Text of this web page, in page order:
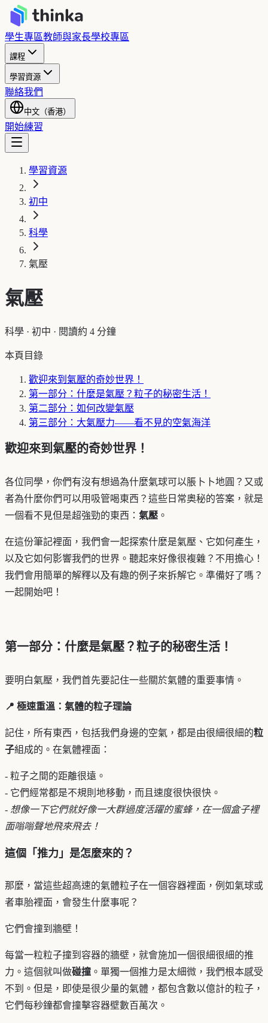
學生專區教師與家長學校專區
課程
學習資源
聯絡我們
中文（香港）
開始練習
學習資源
初中
科學
氣壓
氣壓
科學 · 初中 · 閱讀約 4 分鐘
本頁目錄
歡迎來到氣壓的奇妙世界！
第一部分：什麼是氣壓？粒子的秘密生活！
第二部分：如何改變氣壓
第三部分：大氣壓力——看不見的空氣海洋
歡迎來到氣壓的奇妙世界！
各位同學，你們有沒有想過為什麼氣球可以脹卜卜地圓？又或
者為什麼你們可以用吸管喝東西？這些日常奧秘的答案，就是
一個看不見但是超強勁的東西： 氣壓 。
在這份筆記裡面，我們會一起探索什麼是氣壓、它如何產生，
以及它如何影響我們的世界。聽起來好像很複雜？不用擔心！
我們會用簡單的解釋以及有趣的例子來拆解它。準備好了嗎？
一起開始吧！
第一部分：什麼是氣壓？粒子的秘密生活！
要明白氣壓，我們首先要記住一些關於氣體的重要事情。
📍 極速重溫：氣體的粒子理論
記住，所有東西，包括我們身邊的空氣，都是由很細很細的粒
子組成的。在氣體裡面：
- 粒子之間的距離很遠。
- 它們經常都是不規則地移動，而且速度很快很快。
- 想像一下它們就好像一大群過度活躍的蜜蜂，在一個盒子裡
面嗡嗡聲地飛來飛去！
這個「推力」是怎麼來的？
那麼，當這些超高速的氣體粒子在一個容器裡面，例如氣球或
者車胎裡面，會發生什麼事呢？
它們會撞到牆壁！
每當一粒粒子撞到容器的牆壁，就會施加一個很細很細的推
力。這個就叫做碰撞 。單獨一個推力是太細微，我們根本感受
不到。但是，即使是很少量的氣體，都包含數以億計的粒子，
它們每秒鐘都會撞擊容器壁數百萬次。